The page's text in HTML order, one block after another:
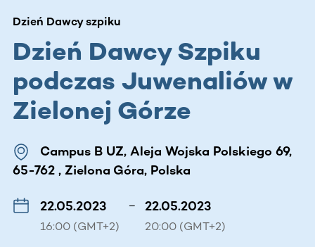
Dzień Dawcy szpiku
Dzień Dawcy Szpiku
podczas Juwenaliów w
Zielonej Górze
Campus B UZ, Aleja Wojska Polskiego 69,
65-762 , Zielona Góra, Polska
22.05.2023
16:00 (GMT+2)
– 22.05.2023
20:00 (GMT+2)